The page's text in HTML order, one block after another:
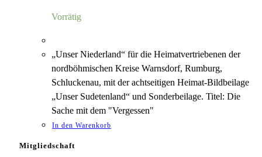
Vorrätig
„Unser Niederland“ für die Heimatvertriebenen der
nordböhmischen Kreise Warnsdorf, Rumburg,
Schluckenau, mit der achtseitigen Heimat-Bildbeilage
„Unser Sudetenland“ und Sonderbeilage. Titel: Die
Sache mit dem "Vergessen"
In den Warenkorb
Mitgliedschaft